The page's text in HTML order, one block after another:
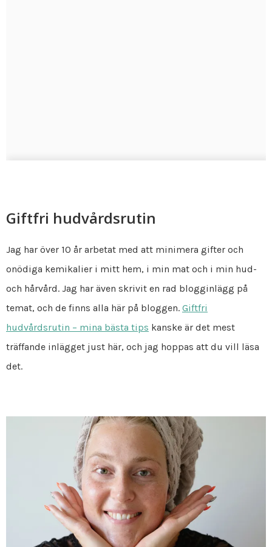
Giftfri hudvårdsrutin
Jag har över 10 år arbetat med att minimera gifter och
onödiga kemikalier i mitt hem, i min mat och i min hud-
och hårvård. Jag har även skrivit en rad blogginlägg på
temat, och de finns alla här på bloggen. Giftfri
hudvårdsrutin – mina bästa tips kanske är det mest
träffande inlägget just här, och jag hoppas att du vill läsa
det.